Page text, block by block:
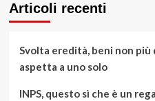
Articoli recenti
Svolta eredità, beni non
aspetta a uno solo
INPS, questo sì che è un